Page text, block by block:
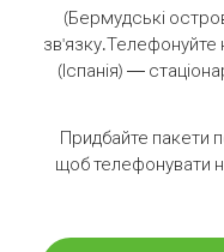
(Бермудські
зв'язку.Телефонуйте
(Іспанія) —
Придбайте пакети
щоб телефонувати